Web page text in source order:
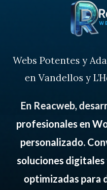
Webs Potentes y
en Vandellos y
En Reacweb,
profesionales en
personalizado.
soluciones digitales
optimizadas para
HERRAMIENTAS
SOBRE